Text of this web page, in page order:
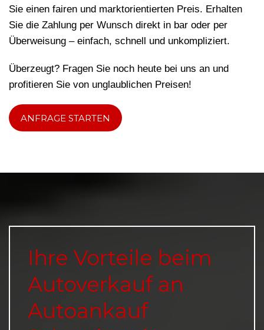
Sie einen fairen und marktorientierten Preis. Erhalten
Sie die Zahlung per Wunsch direkt in bar oder per
Überweisung – einfach, schnell und unkompliziert.
Überzeugt? Fragen Sie noch heute bei uns an und
profitieren Sie von unglaublichen Preisen!
ANFRAGE STARTEN
Ihre Vorteile beim
Autoverkauf an
Autoankauf